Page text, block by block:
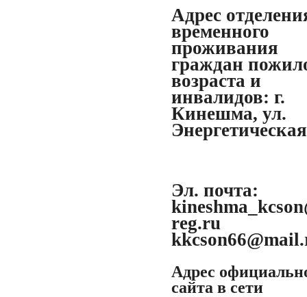
Адрес
временного
проживания
граждан
возраста и
инвалидов: г.
Кинешма, ул.
Эл. почта:
reg.ru
Адрес
сайта в сети